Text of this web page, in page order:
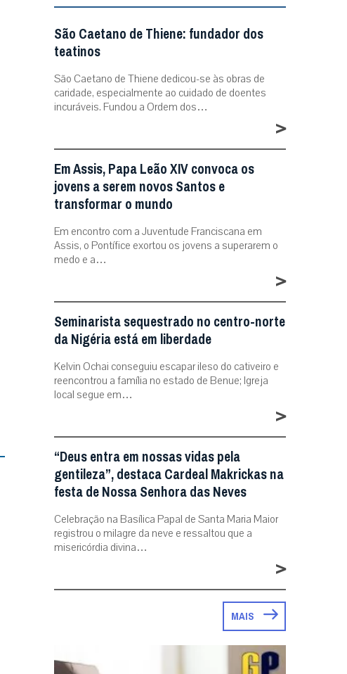
São Caetano de Thiene: fundador dos
teatinos
São Caetano de Thiene dedicou-se às obras de
caridade, especialmente ao cuidado de doentes
incuráveis. Fundou a Ordem dos…
>
Em Assis, Papa Leão XIV convoca os
jovens a serem novos Santos e
transformar o mundo
Em encontro com a Juventude Franciscana em
Assis, o Pontífice exortou os jovens a superarem o
medo e a…
>
Seminarista sequestrado no centro-norte
da Nigéria está em liberdade
Kelvin Ochai conseguiu escapar ileso do cativeiro e
reencontrou a família no estado de Benue; Igreja
local segue em…
>
“Deus entra em nossas vidas pela
gentileza”, destaca Cardeal Makrickas na
festa de Nossa Senhora das Neves
Celebração na Basílica Papal de Santa Maria Maior
registrou o milagre da neve e ressaltou que a
misericórdia divina…
>
MAIS